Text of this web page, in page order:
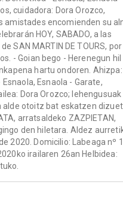
cuidadora: Dora Orozco,
amistades encomienden su
HOY, SABADO, a las
SAN MARTIN DE TOURS, por
- Goian bego - Herenegun hil
hartu ondoren. Ahizpa:
Esnaola - Garate,
Dora Orozco; lehengusuak
alde otoitz bat eskatzen
arratsaldeko ZAZPIETAN,
den hiletara. Aldez
2020. Domicilio: Labeaga nº
irailaren 26an Helbidea: